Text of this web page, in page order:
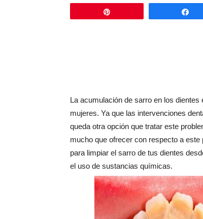
La acumulación de sarro en los
mujeres. Ya que las intervenciones
queda otra opción que tratar este
mucho que ofrecer con respecto a
para limpiar el sarro de tus dientes
el uso de sustancias químicas.